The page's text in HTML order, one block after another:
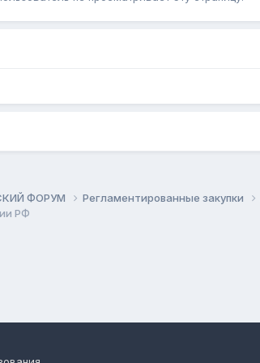
ФОРУМ Регламентированные закупки
РФ